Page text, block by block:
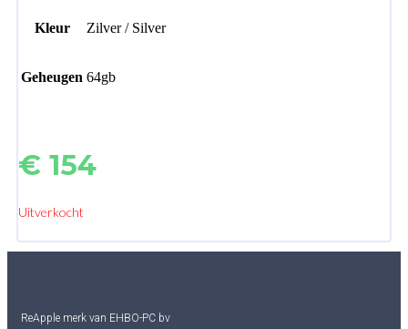
Kleur Zilver / Silver
Geheugen 64gb
€ 154
Uitverkocht
ReApple merk van EHBO-PC bv